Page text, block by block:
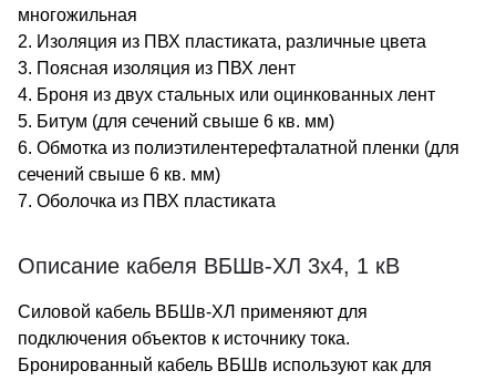
многожильная
2. Изоляция из ПВХ пластиката, различные цвета
3. Поясная изоляция из ПВХ лент
4. Броня из двух стальных или оцинкованных лент
5. Битум (для сечений свыше 6 кв. мм)
6. Обмотка из полиэтилентерефталатной пленки (для
сечений свыше 6 кв. мм)
7. Оболочка из ПВХ пластиката
Описание кабеля ВБШв-ХЛ 3х4, 1 кВ
Силовой кабель ВБШв-ХЛ применяют для
подключения объектов к источнику тока.
Бронированный кабель ВБШв используют как для